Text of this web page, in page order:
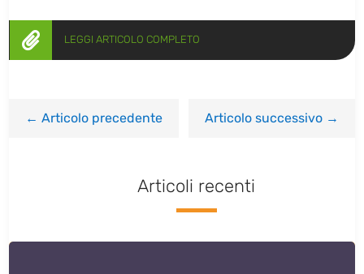
 LEGGI ARTICOLO COMPLETO
←Articolo precedente Articolo successivo→
Articoli recenti